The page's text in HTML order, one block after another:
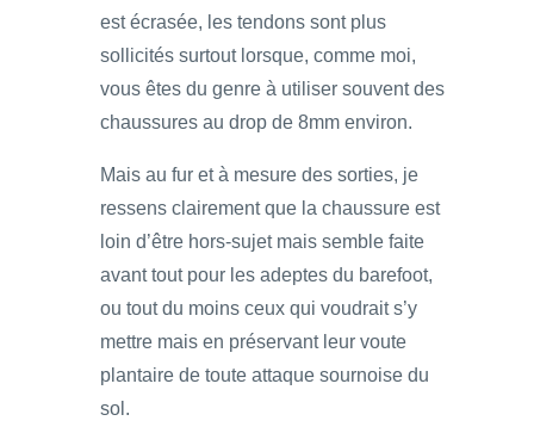
est écrasée, les tendons sont plus
sollicités surtout lorsque, comme moi,
vous êtes du genre à utiliser souvent des
chaussures au drop de 8mm environ.
Mais au fur et à mesure des sorties, je
ressens clairement que la chaussure est
loin d’être hors-sujet mais semble faite
avant tout pour les adeptes du barefoot,
ou tout du moins ceux qui voudrait s’y
mettre mais en préservant leur voute
plantaire de toute attaque sournoise du
sol.